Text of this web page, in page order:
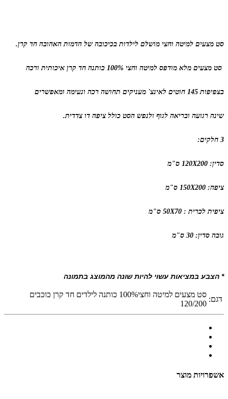
סט מצעים למיטה וחצי מושלם לילדות בכיכובה של הדמות האהובה חד קרן.
סט מצעים מלא מודפס למיטה וחצי 100% כותנה חד קרן איכותית ורכה
בצפיפות 145 חוטים לאינצ' מעניקים תחושה רכה ונעימה ומאפשרים
שינה רגועה ובריאה לגוף ולנפש הסט כולל ציפה דו צדדית.
3 חלקים:
סדין: 120X200 ס"מ
ציפה: 150X200 ס"מ
ציפית לכרית : 50X70 ס"מ
גובה סדין: 30 ס"מ
* הצבע במציאות עשוי להיות שונה מהמוצג בתמונה
דגם:
סט מצעים למיטה וחצי100% כותנה לילדים חד קרן כוכבים
120/200
אשפרויות מוצר